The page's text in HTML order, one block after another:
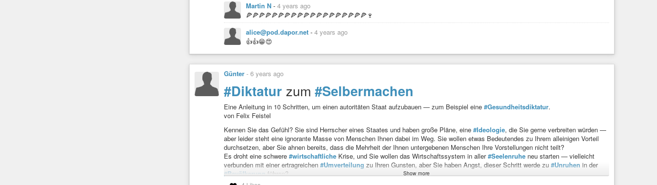
Martin N - 4 years ago
🍕🍕🍕🍕🍕🍕🍕🍕🍕🍕🍕🍕🍕🍕🍕🍕🍕🍕🍕🍷
alice@pod.dapor.net - 4 years ago
👍👍😁😍
Günter - 6 years ago
#Diktatur zum #Selbermachen
Eine Anleitung in 10 Schritten, um einen autoritäten Staat aufzubauen — zum Beispiel eine #Gesundheitsdiktatur.
von Felix Feistel
Kennen Sie das Gefühl? Sie sind Herrscher eines Staates und haben große Pläne, eine #Ideologie, die Sie gerne verbreiten würden —
aber leider steht eine ignorante Masse von Menschen Ihnen dabei im Weg. Sie wollen etwas Bedeutendes zu Ihrem alleinigen Vorteil
durchsetzen, aber Sie ahnen bereits, dass die Mehrheit der Ihnen untergebenen Menschen Ihre Vorstellungen nicht teilt?
Es droht eine schwere #wirtschaftliche Krise, und Sie wollen das Wirtschaftssystem in aller#Seelenruhe neu starten — vielleicht
verbunden mit einer ertragreichen #Umverteilung zu Ihren Gunsten, aber Sie haben Angst, dieser Schritt werde zu #Unruhen in der
#Bevölkerung führen?
Ihnen schwebt schon lange ein
Show more